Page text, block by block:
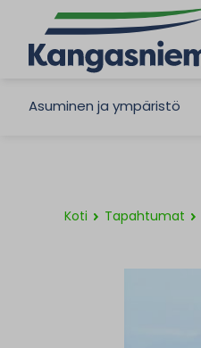
Asuminen ja ympäristö
Koti Tapahtumat